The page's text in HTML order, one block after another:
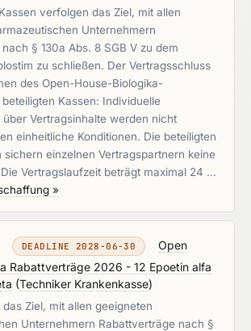
verfolgen das Ziel, mit allen
Unternehmern
§ 130a Abs. 8 SGB V zu dem
zu schließen. Der Vertragsschluss
des Open-House-Biologika-
Kassen: Individuelle
über Vertragsinhalte werden nicht
einheitliche Konditionen. Die beteiligten
sichern einzelnen Vertragspartnern keine
Vertragslaufzeit beträgt maximal 24 …
»
DEADLINE 2028-06-30
Open
Rabattverträge 2026 - 12 Epoetin alfa
(Techniker Krankenkasse)
Ziel, mit allen geeigneten
Unternehmern Rabattverträge nach §